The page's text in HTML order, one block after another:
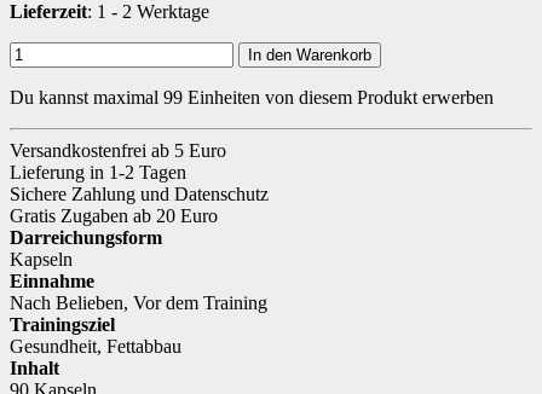
Lieferzeit: 1 - 2 Werktage
In den Warenkorb
Du kannst maximal 99 Einheiten von diesem Produkt erwerben
Versandkostenfrei ab 5 Euro
Lieferung in 1-2 Tagen
Sichere Zahlung und Datenschutz
Gratis Zugaben ab 20 Euro
Darreichungsform
Kapseln
Einnahme
Nach Belieben, Vor dem Training
Trainingsziel
Gesundheit, Fettabbau
Inhalt